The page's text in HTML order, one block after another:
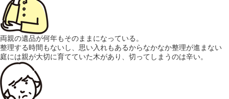
両親の遺品が何年もそのまま になっている。
整理する時間もないし、思い入れもあるからなかなか整理が進まない
庭には親が大切に育てていた木があり、切ってしまうのは辛い。